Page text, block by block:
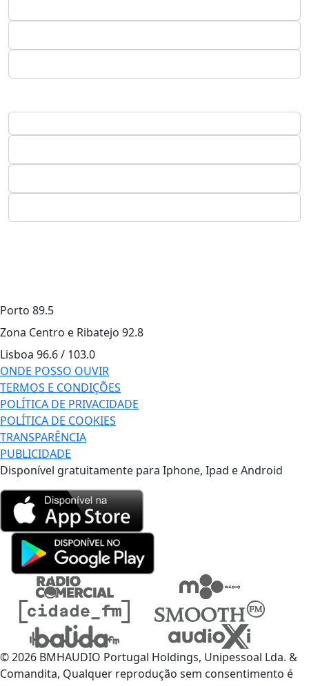
Porto 89.5
Zona Centro e Ribatejo 92.8
Lisboa 96.6 / 103.0
ONDE POSSO OUVIR
TERMOS E CONDIÇÕES
POLÍTICA DE PRIVACIDADE
POLÍTICA DE COOKIES
TRANSPARÊNCIA
PUBLICIDADE
Disponível gratuitamente para Iphone, Ipad e Android
© 2026 BMHAUDIO Portugal Holdings, Unipessoal Lda. &
Comandita, Qualquer reprodução sem consentimento é